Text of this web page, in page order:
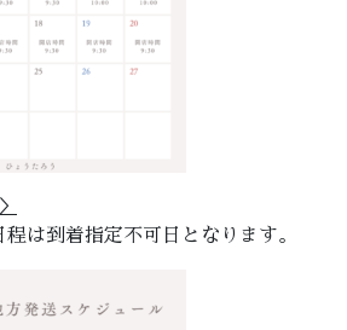
は到着指定不可日となります。